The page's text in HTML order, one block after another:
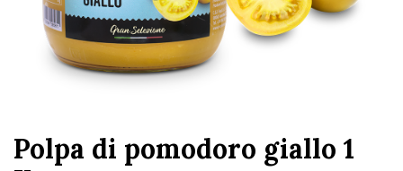
Polpa di pomodoro giallo 1